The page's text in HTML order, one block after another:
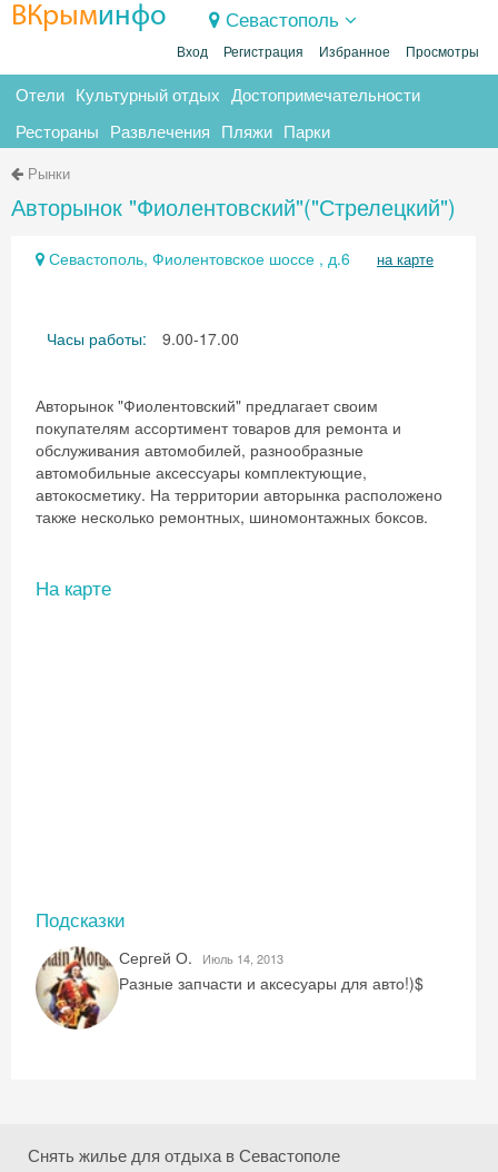
ВКрыминфо Севастополь
Вход Регистрация Избранное Просмотры
Отели Культурный отдых Достопримечательности
Рестораны Развлечения Пляжи Парки
Рынки
Авторынок "Фиолентовский"("Стрелецкий")
Севастополь, Фиолентовское шоссе , д.6 на карте
Часы работы: 9.00-17.00
Авторынок "Фиолентовский" предлагает своим
покупателям ассортимент товаров для ремонта и
обслуживания автомобилей, разнообразные
автомобильные аксессуары комплектующие,
автокосметику. На территории авторынка расположено
также несколько ремонтных, шиномонтажных боксов.
На карте
Подсказки
Сергей О. Июль 14, 2013
Разные запчасти и аксесуары для авто!)$
Снять жилье для отдыха в Севастополе
промокод на первое бронирование!